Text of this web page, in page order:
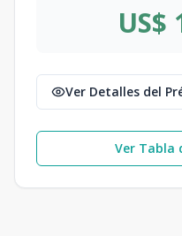
US$
Ver Detalles del
Ver Tabla